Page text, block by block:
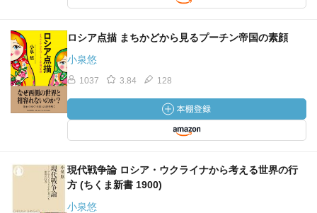
ロシア点描 まちかどから見るプーチン帝国の素顔
小泉悠
1037 3.84 128
現代戦争論 ロシア・ウクライナから考える世界の行
方 (ちくま新書 1900)
小泉悠